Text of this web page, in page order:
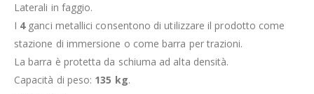
Laterali in faggio.
I 4ganci metallici consentono di utilizzare il prodotto come
stazione di immersione o come barra per trazioni.
La barra è protetta da schiuma ad alta densità.
Capacità di peso: 135 kg.